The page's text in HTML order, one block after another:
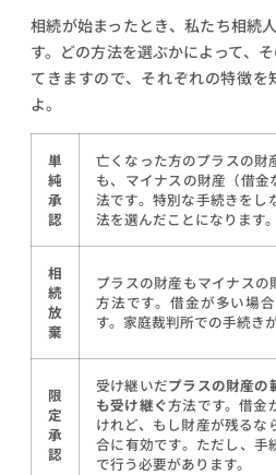
相続が始まったとき、私たち相続
す。どの方法を選ぶかによって、
てきますので、それぞれの特徴を
よ。
単
純
承
認
亡くなった方のプラスの財
も、マイナスの財産（借金
法です。特別な手続きをし
法を選んだことになります。
相
続
放
棄
プラスの財産もマイナスの
方法です。借金が多い場
す。家庭裁判所での手続き
限
定
承
認
受け継いだプラスの財産の
も受け継ぐ方法です。借金
けれど、もし財産が残るな
合に有効です。ただし、手
で行う必要があります。